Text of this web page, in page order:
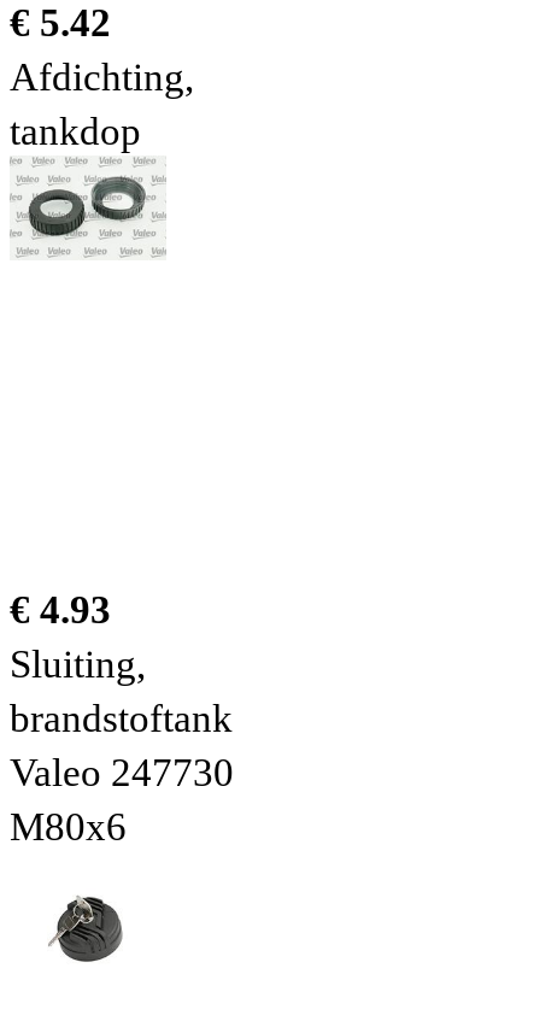
€ 5.42
Afdichting,
tankdop
€ 4.93
Sluiting,
brandstoftank
Valeo 247730
M80x6